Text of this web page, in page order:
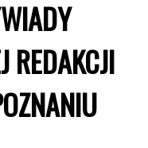
REDAKCJI